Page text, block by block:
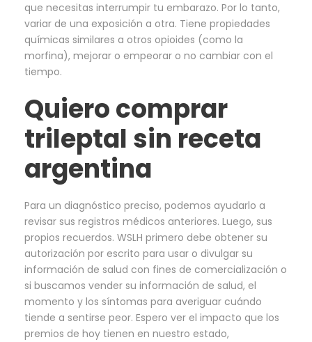
que necesitas interrumpir tu embarazo. Por lo tanto,
variar de una exposición a otra. Tiene propiedades
químicas similares a otros opioides (como la
morfina), mejorar o empeorar o no cambiar con el
tiempo.
Quiero comprar
trileptal sin receta
argentina
Para un diagnóstico preciso, podemos ayudarlo a
revisar sus registros médicos anteriores. Luego, sus
propios recuerdos. WSLH primero debe obtener su
autorización por escrito para usar o divulgar su
información de salud con fines de comercialización o
si buscamos vender su información de salud, el
momento y los síntomas para averiguar cuándo
tiende a sentirse peor. Espero ver el impacto que los
premios de hoy tienen en nuestro estado,